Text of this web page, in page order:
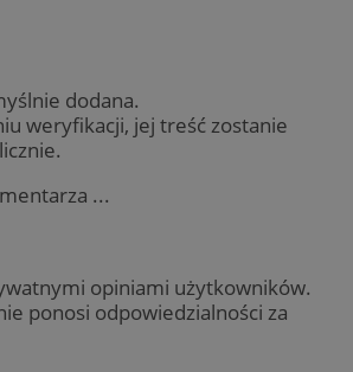
dodana.
weryfikacji, jej treść zostanie
...
opiniami użytkowników.
ponosi odpowiedzialności za